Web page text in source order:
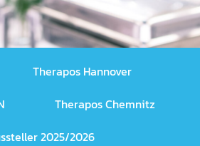
Therapos Hannover
Therapos Chemnitz
2025/2026